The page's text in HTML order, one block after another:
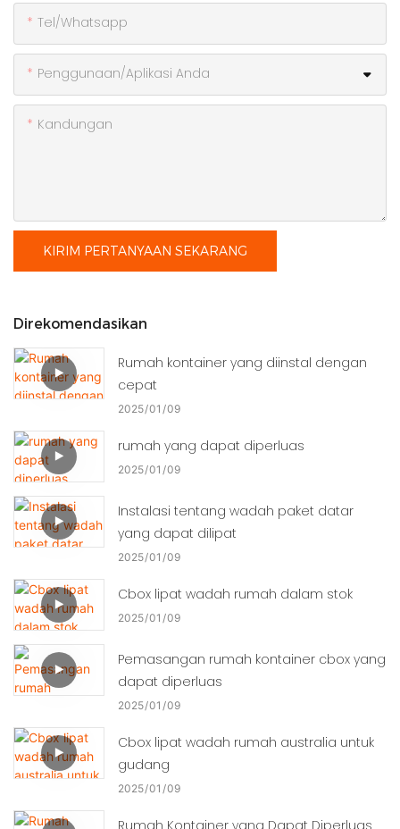
Tel/whatsapp
Penggunaan/Aplikasi Anda
Kandungan
KIRIM PERTANYAAN SEKARANG
Direkomendasikan
Rumah kontainer yang diinstal dengan
cepat
2025 01 09
rumah yang dapat diperluas
2025 01 09
Instalasi tentang wadah paket datar
yang dapat dilipat
2025 01 09
Cbox lipat wadah rumah dalam stok
2025 01 09
Pemasangan rumah kontainer cbox yang
dapat diperluas
2025 01 09
Cbox lipat wadah rumah australia untuk
gudang
2025 01 09